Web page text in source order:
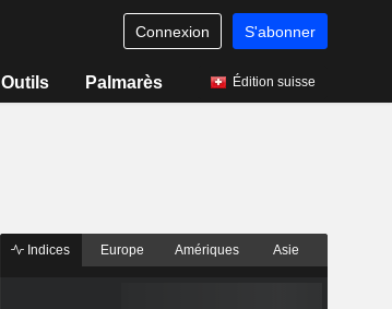
Connexion S'abonner
Outils Palmarès Édition suisse
Indices Europe Amériques Asie